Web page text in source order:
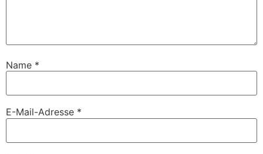
Name *
E-Mail-Adresse *